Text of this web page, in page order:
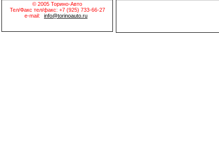
© 2005 Торино-Авто
Тел/Факс тел/факс: +7 (925) 733-66-27
e-mail:
info@torinoauto.ru